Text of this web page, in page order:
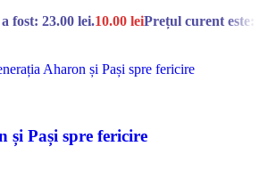
fost: 23.00 lei.10.00 leiPrețul curent este:
și Pași spre fericire